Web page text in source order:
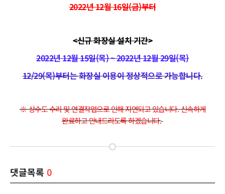
2022년 12월 16일(금)부터
<신규 화장실 설치 기간>
2022년 12월 15일(목) ~ 2022년 12월 29일(목)
12/29(목)부터는 화장실 이용이 정상적으로 가능합니다.
​※ 상수도 수리 및 연결작업으로 인해 지연되고 있습니다. 신속하게
완료하고 안내드리도록 하겠습니다.
댓글목록 0